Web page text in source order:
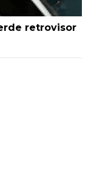
retrovisor